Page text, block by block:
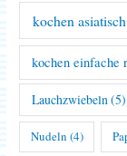
kochen asiatisch
kochen einfache
Lauchzwiebeln(5)
Nudeln (4)